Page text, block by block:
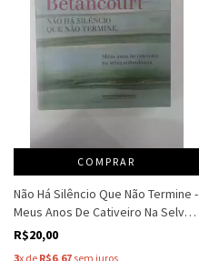
COMPRAR
Não Há Silêncio Que Não Termine -
Meus Anos De Cativeiro Na Selva
Colombiana - Ingrid Betancourt
R$20,00
3x de R$6,67 sem juros